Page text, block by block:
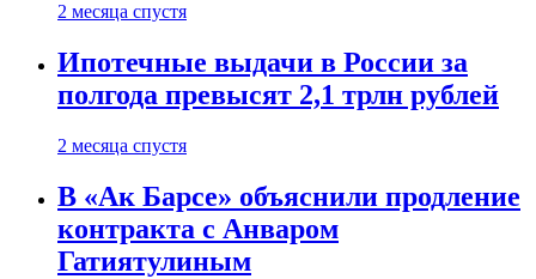
2 месяца спустя
Ипотечные выдачи в России за
полгода превысят 2,1 трлн рублей
2 месяца спустя
В «Ак Барсе» объяснили продление
контракта с Анваром
Гатиятулиным